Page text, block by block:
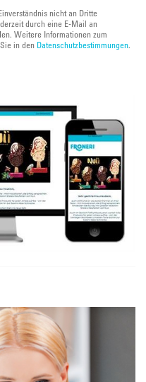
nicht an Dritte
durch eine E-Mail an
Weitere Informationen zum
in den Datenschutzbestimmungen.